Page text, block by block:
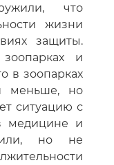
что
жизни
защиты.
и
в зоопарках
меньше, но
ситуацию с
медицине и
но не